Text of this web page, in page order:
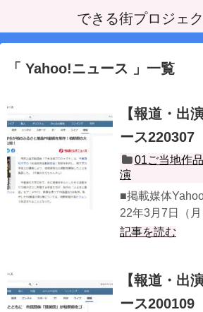
できる街プロジェ
Yahoo!ニュース 一覧
【報道・出
ース220307
01ご当地作
演
■掲載媒体
22年3月7日（月
記事を読む
【報道・出
ース200109